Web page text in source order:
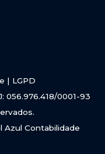
| LGPD
056.976.418/0001-93
Azul Contabilidade